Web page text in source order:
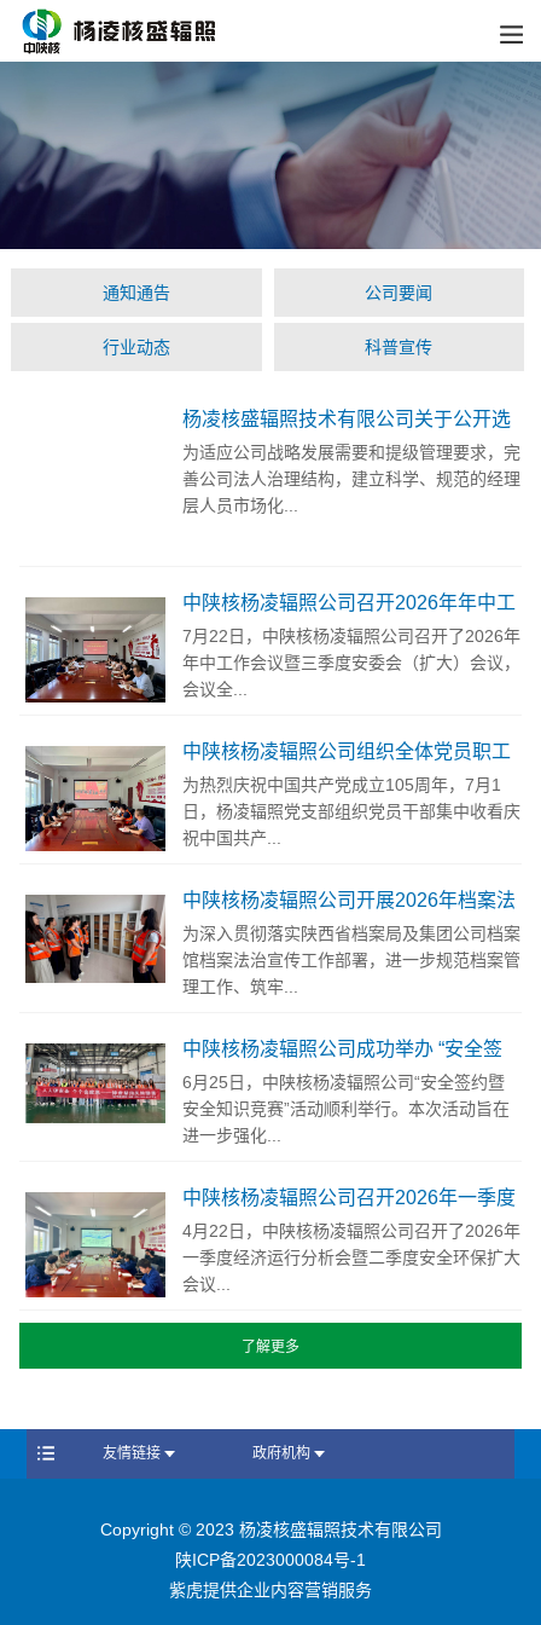
通知通告 公司要闻
行业动态 科普宣传
杨凌核盛辐照技术有限公司关于公开选
聘总经理和 副总经理的公告
为适应公司战略发展需要和提级管理要求，完
善公司法人治理结构，建立科学、规范的经理
层人员市场化...
中陕核杨凌辐照公司召开2026年年中工
作会议暨三季度安委会（扩大）会议
7月22日，中陕核杨凌辐照公司召开了2026年
年中工作会议暨三季度安委会（扩大）会议，
会议全...
中陕核杨凌辐照公司组织全体党员职工
集中收看庆祝中国共产党成立105周年
大会
为热烈庆祝中国共产党成立105周年，7月1
日，杨凌辐照党支部组织党员干部集中收看庆
祝中国共产...
中陕核杨凌辐照公司开展2026年档案法
治宣传教育月活动
为深入贯彻落实陕西省档案局及集团公司档案
馆档案法治宣传工作部署，进一步规范档案管
理工作、筑牢...
中陕核杨凌辐照公司成功举办 “安全签
约暨安全知识竞赛”活动
6月25日，中陕核杨凌辐照公司“安全签约暨
安全知识竞赛”活动顺利举行。本次活动旨在
进一步强化...
中陕核杨凌辐照公司召开2026年一季度
经济运行分析会议暨二季度安委会（扩
大）会议
4月22日，中陕核杨凌辐照公司召开了2026年
一季度经济运行分析会暨二季度安全环保扩大
会议...
友情链接 政府机构
Copyright © 2023 杨凌核盛辐照技术有限公司
陕ICP备2023000084号-1
紫虎提供企业内容营销服务